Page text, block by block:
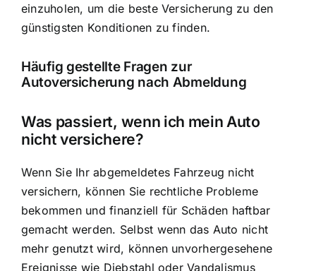
einzuholen, um die beste Versicherung zu den
günstigsten Konditionen zu finden.
Häufig gestellte Fragen zur
Autoversicherung nach Abmeldung
Was passiert, wenn ich mein Auto
nicht versichere?
Wenn Sie Ihr abgemeldetes Fahrzeug nicht
versichern, können Sie rechtliche Probleme
bekommen und finanziell für Schäden haftbar
gemacht werden. Selbst wenn das Auto nicht
mehr genutzt wird, können unvorhergesehene
Ereignisse wie Diebstahl oder Vandalismus